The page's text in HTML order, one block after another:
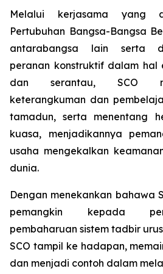
Melalui kerjasama yang
Pertubuhan Bangsa-Bangsa
antarabangsa lain serta
peranan konstruktif dalam hal
dan serantau, SCO
keterangkuman dan
tamadun, serta menentang
kuasa, menjadikannya
usaha mengekalkan
dunia.
Dengan menekankan bahawa
pemangkin kepada
pembaharuan sistem tadbir
SCO tampil ke hadapan,
dan menjadi contoh dalam